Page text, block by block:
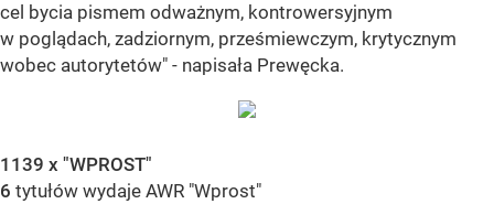
cel bycia pismem odważnym, kontrowersyjnym
w poglądach, zadziornym, prześmiewczym, krytycznym
wobec autorytetów" - napisała Prewęcka.
1139 x "WPROST"
6 tytułów wydaje AWR "Wprost"